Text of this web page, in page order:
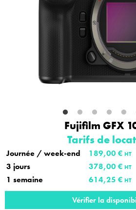
Fujifilm GFX
Tarifs de
Journée / week-end 189,00 € HT
3 jours 378,00 € HT
1 semaine 614,25 € HT
Vérifier la